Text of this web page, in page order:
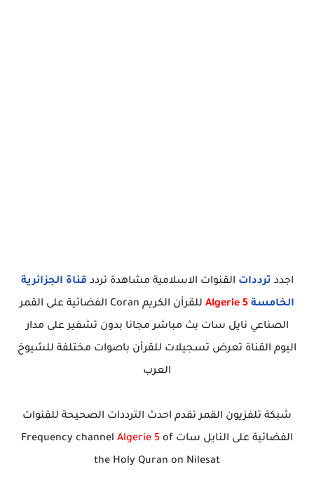
اجدد ترددات القنوات الاسلامية مشاهدة تردد قناة الجزائرية
الخامسة Algerie 5
للقرأن الكريم Coran الفضائية على القمر
الصناعي نايل سات بث مباشر مجانا بدون تشفير على مدار
اليوم القناة تعرض تسجيلات للقرأن باصوات مختلفة للشيوخ
العرب
شبكة تلفزيون القمر تقدم احدث الترددات الصحيحة للقنوات
الفضائية على النايل سات
Frequency channel Algerie 5 of
the Holy Quran on Nilesat